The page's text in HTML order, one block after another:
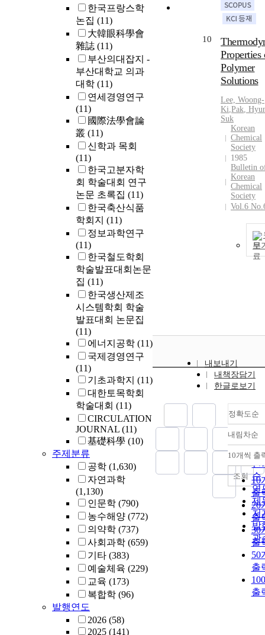
한국프랑스학
논집 (11)
大韓眼科學會
雜誌 (11)
부산의대잡지 -
부산대학교 의과
대학 (11)
연세경영연구
(11)
國際法學會論
叢 (11)
신학과 목회
(11)
한국고분자학
회 학술대회 연구
논문 초록집 (11)
한국축산식품
학회지 (11)
정보과학연구
(11)
한국철도학회
학술발표대회논문
집 (11)
한국생산제조
시스템학회 학술
발표대회 논문집
(11)
에너지공학 (11)
국제경영연구
(11)
기초과학지 (11)
대한토목학회
학술대회 (11)
CIRCULATION
JOURNAL (11)
基礎科學 (10)
주제분류
공학 (1,630)
자연과학
(1,130)
인문학 (790)
농수해양 (772)
의약학 (737)
사회과학 (659)
기타 (383)
예술체육 (229)
교육 (173)
복합학 (96)
발행연도
2026 (58)
2025 (141)
10
Properties
Polymer
Solutions
Lee, Woong-
Ki,Pak,
Suk
Korean
Chemical
Society
1985
Bulletin
Korean
Chemical
Society
Vol.6
보
내보내기
내책장담기
한글로보기
정확도순
정
순
인
순
연
제
저
발
관
내림차순
내
10개씩 출
10
출
20
출
30
출
50
출
출
조회